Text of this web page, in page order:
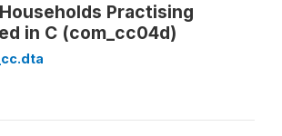
Practising
in C (com_cc04d)